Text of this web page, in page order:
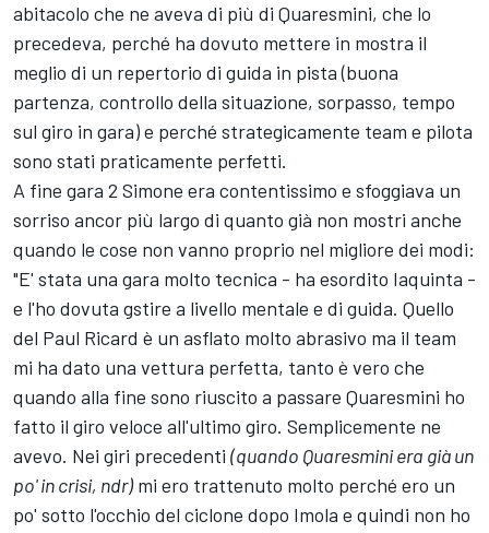
abitacolo che ne aveva di più di Quaresmini, che lo
precedeva, perché ha dovuto mettere in mostra il
meglio di un repertorio di guida in pista (buona
partenza, controllo della situazione, sorpasso, tempo
sul giro in gara) e perché strategicamente team e pilota
sono stati praticamente perfetti.
A fine gara 2 Simone era contentissimo e sfoggiava un
sorriso ancor più largo di quanto già non mostri anche
quando le cose non vanno proprio nel migliore dei modi:
"E' stata una gara molto tecnica - ha esordito Iaquinta -
e l'ho dovuta gstire a livello mentale e di guida. Quello
del Paul Ricard è un asflato molto abrasivo ma il team
mi ha dato una vettura perfetta, tanto è vero che
quando alla fine sono riuscito a passare Quaresmini ho
fatto il giro veloce all'ultimo giro. Semplicemente ne
avevo. Nei giri precedenti (quando Quaresmini era già un
po' in crisi, ndr)mi ero trattenuto molto perché ero un
po' sotto l'occhio del ciclone dopo Imola e quindi non ho